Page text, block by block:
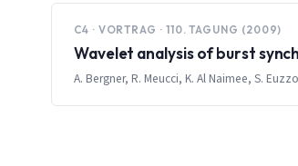
C4 · VORTRAG · 110. TAGUNG (2009)
Wavelet analysis of burst
A. Bergner, R. Meucci, K. Al Naimee, S.